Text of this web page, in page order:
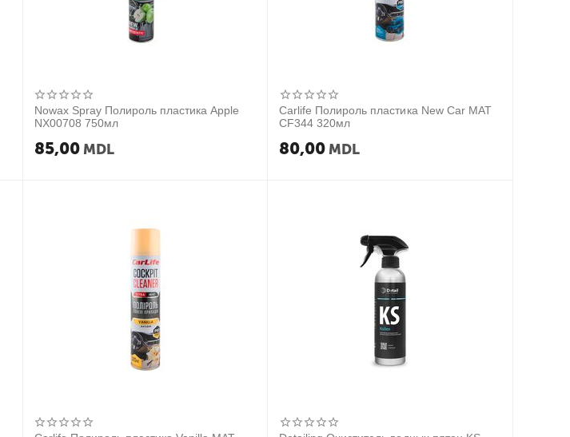
Nowax Spray Полироль пластика Apple
NX00708 750мл
85,00 MDL
Carlife Полироль пластика New Car MAT
CF344 320мл
80,00 MDL